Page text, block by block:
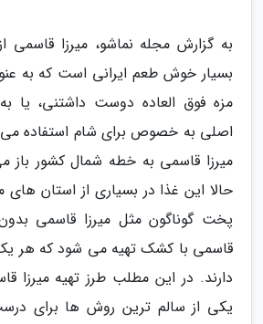
به گزارش مجله نماشو، میرزا
بسیار خوش طعم ایرانی است که به
مزه فوق العاده دوست داشتنی، یا
اصلی به خصوص برای شام استفاده
میرزا قاسمی به خطه شمال کشور باز
حالا این غذا در بسیاری از استان
پخت گوناگون مثل میرزا قاسمی
قاسمی با کشک تهیه می شود که هر
دارند. در این مطلب طرز تهیه میرزا
یکی از سالم ترین روش ها برای